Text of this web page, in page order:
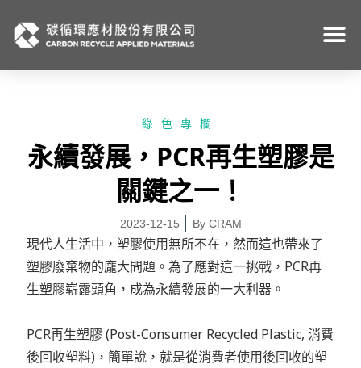
要
綠色專欄
永續發展，PCR再生塑膠是
關鍵之一！
2023-12-15 ByCRAM
現代人生活中，塑膠使用無所不在，然而這也帶來了
塑膠廢棄物的龐大問題。為了應對這一挑戰，PCR再
生塑膠崭露頭角，成為永續發展的一大利器。
PCR再生塑膠 (Post-Consumer Recycled Plastic, 消費
後回收塑料)，簡單說，就是從消費者使用後回收的塑